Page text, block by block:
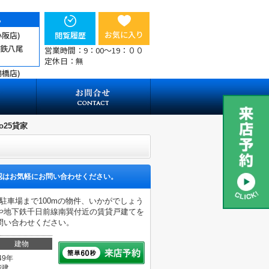
店)
八尾
店)
閲覧履歴
お気に入り
営業時間：9：00～19：００
定休日：無
貸家
お気軽にお問い合わせください。
車場まで100mの物件、いかがでしょう
下鉄千日前線南巽付近の賃貸戸建てを
合わせください。
建物
年